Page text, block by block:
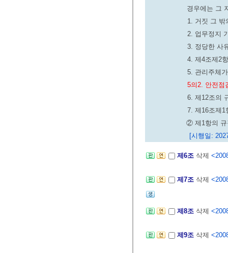
경우에는 그
1. 거짓 그 밖
2. 업무정지
3. 정당한 사
4. 제4조제2
5. 관리주체
5의2. 안전점
6. 제12조의
7. 제16조제1
② 제1항의 규
[시행일:
제6조 삭제
제7조 삭제
제8조 삭제
제9조 삭제